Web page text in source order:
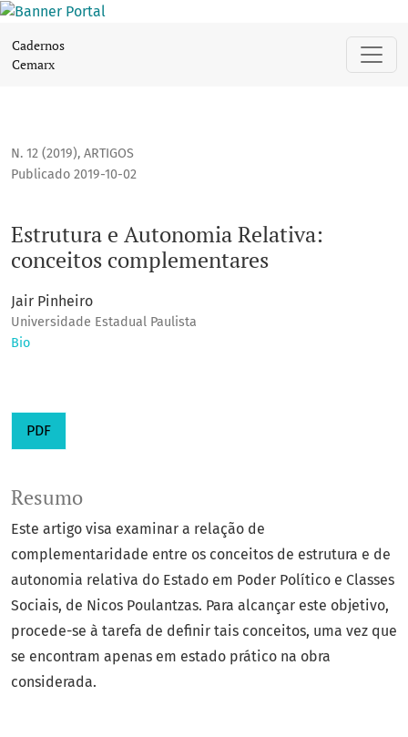
Cadernos
Cemarx
N. 12 (2019), ARTIGOS
Estrutura e Autonomia Relativa:
conceitos complementares
Publicado 2019-10-02
Jair Pinheiro
Universidade Estadual Paulista
Bio
PDF
Resumo
Este artigo visa examinar a relação de
complementaridade entre os conceitos de estrutura e de
autonomia relativa do Estado em Poder Político e Classes
Sociais, de Nicos Poulantzas. Para alcançar este objetivo,
procede-se à tarefa de definir tais conceitos, uma vez que
se encontram apenas em estado prático na obra
considerada.